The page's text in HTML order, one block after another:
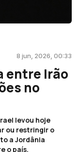
8 jun, 2026, 00:33
entre Irão
no
levou hoje
ou restringir o
a Jordânia
o país.